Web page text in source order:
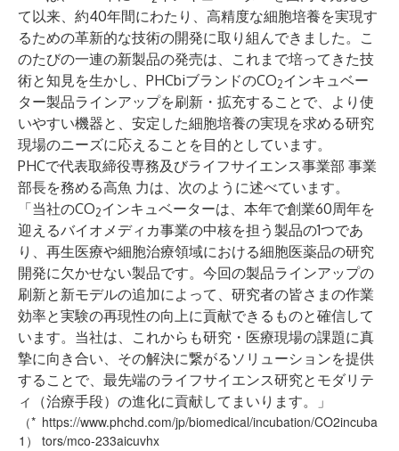
て以来、約40年間にわたり、高精度な細胞培養を実現す
るための革新的な技術の開発に取り組んできました。こ
のたびの一連の新製品の発売は、これまで培ってきた技
術と知見を生かし、PHCbiブランドのCO2インキュベー
ター製品ラインアップを刷新・拡充することで、より使
いやすい機器と、安定した細胞培養の実現を求める研究
現場のニーズに応えることを目的としています。
PHCで代表取締役専務及びライフサイエンス事業部 事業
部長を務める高魚 力は、次のように述べています。
「当社のCO2インキュベーターは、 本年で創業60周年を
迎えるバイオメディカ事業の中核を担う製品の1つであ
り、再生医療や細胞治療領域における細胞医薬品の研究
開発に欠かせない製品です。今回の製品ラインアップの
刷新と新モデルの追加によって、研究者の皆さまの作業
効率と実験の再現性の向上に貢献できるものと確信して
います。当社は、これからも研究・医療現場の課題に真
摯に向き合い、その解決に繋がるソリューションを提供
することで、最先端のライフサイエンス研究とモダリテ
ィ（治療手段）の進化に貢献してまいります。」
（*
1）
https://www.phchd.com/jp/biomedical/incubation/CO2incuba
tors/mco-233aicuvhx